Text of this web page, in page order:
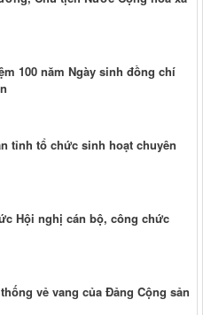
100 năm Ngày sinh đồng chí
tỉnh tổ chức sinh hoạt chuyên
Hội nghị cán bộ, công chức
vẻ vang của Đảng Cộng sản